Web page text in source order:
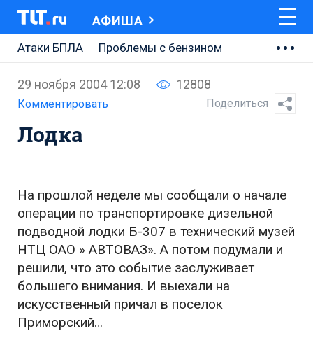
АФИША
Атаки БПЛА
Проблемы с бензином
АВТОВАЗ
Ремонт Центральной площади
Ремонт Обводного шоссе
Неделя Тольятти
29 ноября 2004 12:08 12808
Комментировать Поделиться
Лодка
На прошлой неделе мы сообщали о начале
операции по транспортировке дизельной
подводной лодки Б-307 в технический музей
НТЦ ОАО » АВТОВАЗ». А потом подумали и
решили, что это событие заслуживает
большего внимания. И выехали на
искусственный причал в поселок
Приморский…